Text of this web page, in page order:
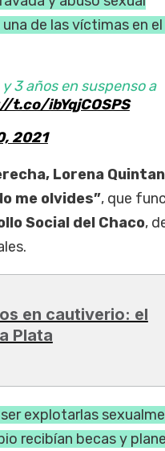
de las víctimas en
3 años en suspenso a
t.co/ibYqjCOSPS
2021
Lorena
me olvides”, que
Social del Chaco,
en cautiverio: el
Plata
explotarlas
recibían becas y